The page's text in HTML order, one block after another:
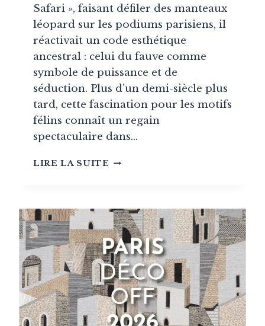
Safari », faisant défiler des manteaux
léopard sur les podiums parisiens, il
réactivait un code esthétique
ancestral : celui du fauve comme
symbole de puissance et de
séduction. Plus d’un demi-siècle plus
tard, cette fascination pour les motifs
félins connaît un regain
spectaculaire dans…
LIRE LA SUITE L’IRRÉSISTIBLE
DANS
LA
DÉCORATION
ACTUELLE